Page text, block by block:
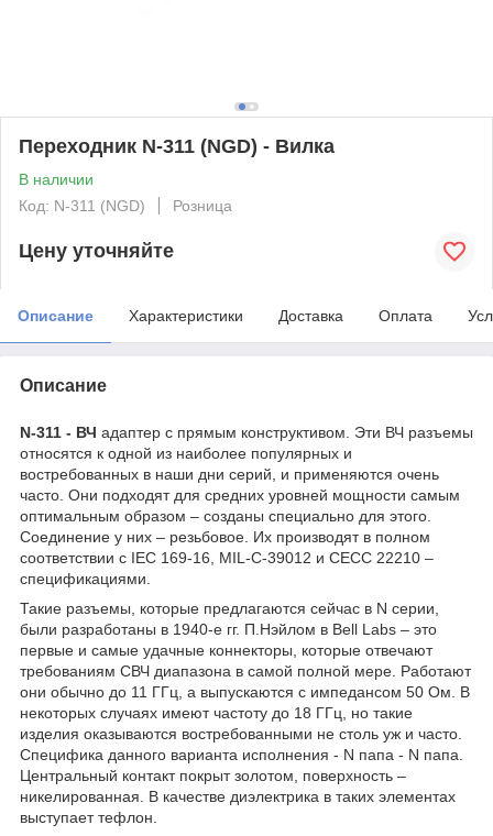
Переходник N-311 (NGD) - Вилка
В наличии
Код: N-311 (NGD)
Розница
Цену уточняйте
Описание Характеристики Доставка Оплата
Описание
N-311 - ВЧ адаптер с прямым конструктивом. Эти ВЧ разъемы
относятся к одной из наиболее популярных и
востребованных в наши дни серий, и применяются очень
часто. Они подходят для средних уровней мощности самым
оптимальным образом – созданы специально для этого.
Соединение у них – резьбовое. Их производят в полном
соответствии с IEC 169-16, MIL-C-39012 и CECC 22210 –
спецификациями.
Такие разъемы, которые предлагаются сейчас в N серии,
были разработаны в 1940-е гг. П.Нэйлом в Bell Labs – это
первые и самые удачные коннекторы, которые отвечают
требованиям СВЧ диапазона в самой полной мере. Работают
они обычно до 11 ГГц, а выпускаются с импедансом 50 Ом. В
некоторых случаях имеют частоту до 18 ГГц, но такие
изделия оказываются востребованными не столь уж и часто.
Специфика данного варианта исполнения - N папа - N папа.
Центральный контакт покрыт золотом, поверхность –
никелированная. В качестве диэлектрика в таких элементах
выступает тефлон.